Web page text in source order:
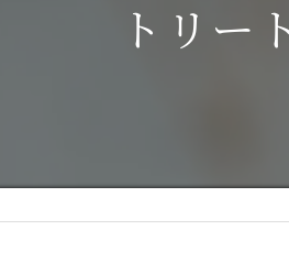
トリー